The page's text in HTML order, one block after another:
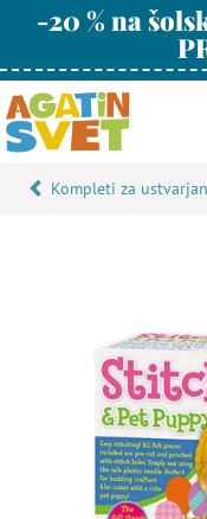
-20 % na
Kompleti za